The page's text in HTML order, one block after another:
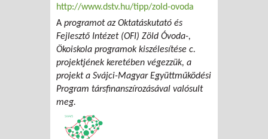
http://www.dstv.hu/tipp/zold-ovoda
A programot az Oktatáskutató és
Fejlesztő Intézet (OFI) Zöld Óvoda-,
Ökoiskola programok kiszélesítése c.
projektjének keretében végezzük, a
projekt a Svájci-Magyar Együttműködési
Program társfinanszírozásával valósult
meg.